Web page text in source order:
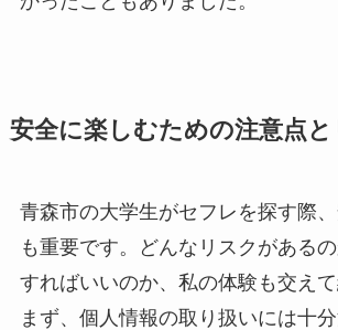
安全に楽しむための注意点
青森市の大学生がセフレを探す際
も重要です。どんなリスクがある
すればいいのか、私の体験も交えて
まず、個人情報の取り扱いには十